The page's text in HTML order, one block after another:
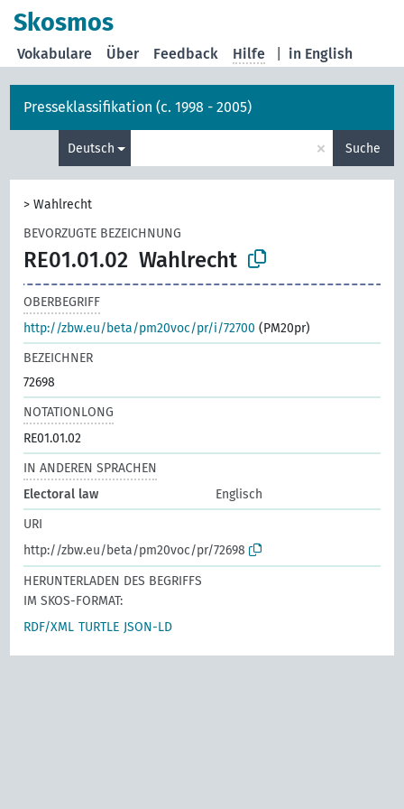
Skosmos
in English
Vokabulare Über Feedback Hilfe
Presseklassifikation (c. 1998 - 2005)
Deutsch × Suche
>Wahlrecht
BEVORZUGTE BEZEICHNUNG
RE01.01.02 Wahlrecht
OBERBEGRIFF
http://zbw.eu/beta/pm20voc/pr/i/72700 (PM20pr)
BEZEICHNER
72698
NOTATIONLONG
RE01.01.02
IN ANDEREN SPRACHEN
Electoral law
Englisch
URI
http://zbw.eu/beta/pm20voc/pr/72698
HERUNTERLADEN DES BEGRIFFS
IM SKOS-FORMAT:
RDF/XML TURTLE JSON-LD